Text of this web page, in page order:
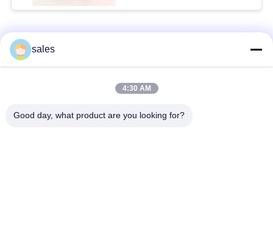
Bad Request
Multi Turn Actuator
sales
4:30 AM
Good day, what product are you looking for?